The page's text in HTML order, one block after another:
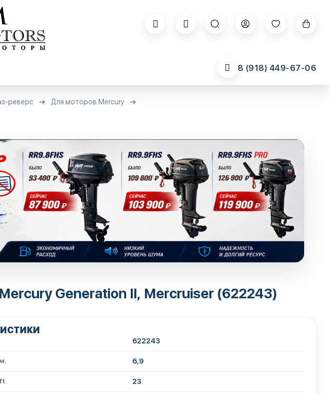
8 (918) 449-67-06
реверс
Для моторов Mercury
Generation II, Mercruiser (622243)
622243
6,9
23